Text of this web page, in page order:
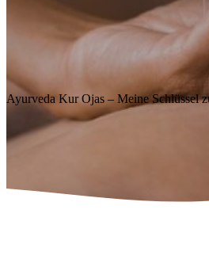
Ayurveda Kur Ojas – Meine Schlüssel